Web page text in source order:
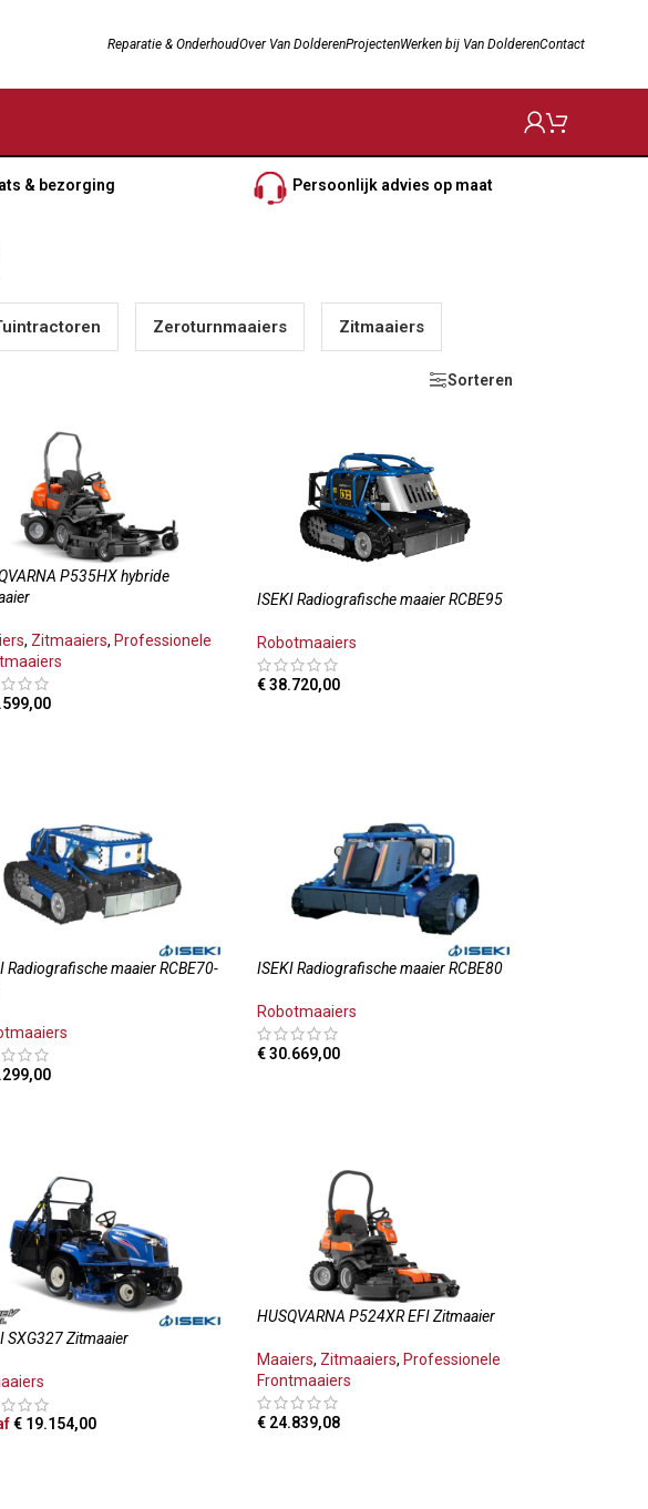
Reparatie & OnderhoudOver Van DolderenProjectenWerken bij Van DolderenContact
& bezorging Persoonlijk advies op maat
Zeroturnmaaiers Zitmaaiers
Sorteren
P535HX hybride
, Zitmaaiers, Professionele
ISEKI Radiografische maaier RCBE95
Robotmaaiers
€38.720,00
Radiografische maaier RCBE70-
ISEKI Radiografische maaier RCBE80
Robotmaaiers
€30.669,00
SXG327 Zitmaaier
€ 19.154,00
HUSQVARNA P524XR EFI Zitmaaier
Maaiers, Zitmaaiers, Professionele
Frontmaaiers
€ 24.839,08